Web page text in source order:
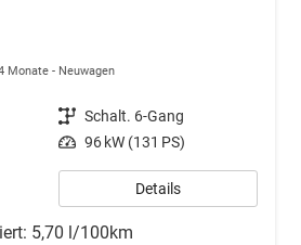
Monate Neuwagen
Getriebe Schalt. 6-Gang
Leistung 96 kW (131 PS)
Details
5,70 l/100km